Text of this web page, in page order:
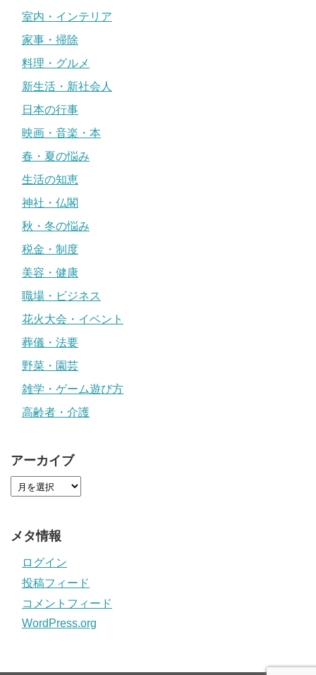
室内・インテリア
家事・掃除
料理・グルメ
新生活・新社会人
日本の行事
映画・音楽・本
春・夏の悩み
生活の知恵
神社・仏閣
秋・冬の悩み
税金・制度
美容・健康
職場・ビジネス
花火大会・イベント
葬儀・法要
野菜・園芸
雑学・ゲーム遊び方
高齢者・介護
アーカイブ
メタ情報
ログイン
投稿フィード
コメントフィード
WordPress.org